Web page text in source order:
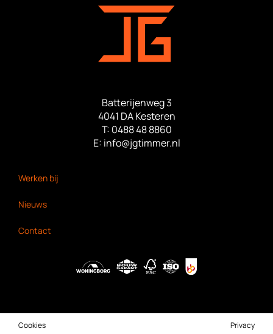
Batterijenweg 3
4041 DA Kesteren
T: 0488 48 8860
E: info@jgtimmer.nl
Werken bij
Nieuws
Contact
Cookies Privacy